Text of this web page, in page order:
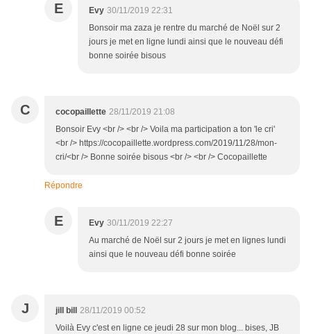
E Evy 30/11/2019 22:31
Bonsoir ma zaza je rentre du marché de Noël sur 2
jours je met en ligne lundi ainsi que le nouveau défi
bonne soirée bisous
C cocopaillette 28/11/2019 21:08
Bonsoir Evy <br /> <br /> Voila ma participation a ton 'le cri'
<br /> https://cocopaillette.wordpress.com/2019/11/28/mon-
cri/<br /> Bonne soirée bisous <br /> <br /> Cocopaillette
Répondre
E Evy 30/11/2019 22:27
Au marché de Noël sur 2 jours je met en lignes lundi
ainsi que le nouveau défi bonne soirée
J jill bill
28/11/2019 00:52
Voilà Evy c'est en ligne ce jeudi 28 sur mon blog... bises, JB